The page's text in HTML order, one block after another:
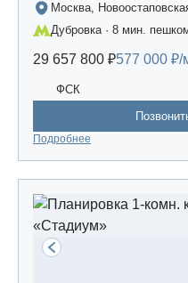
Москва,
Дубровка · 8 мин.
29 657 800 ₽577 000 ₽/
ФСК
Подробнее